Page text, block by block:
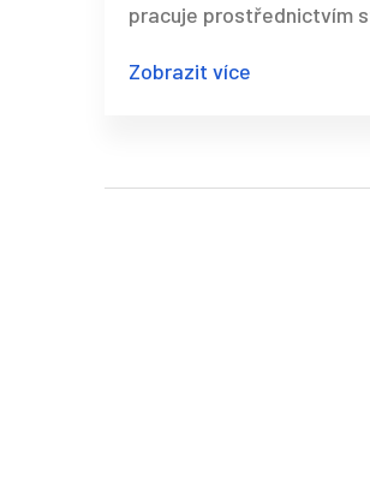
pracuje prostřednictvím
Není to nemoc - ale
Zobrazit více